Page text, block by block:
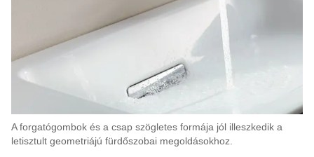
A forgatógombok és a csap szögletes formája jól illeszkedik a
letisztult geometriájú fürdőszobai megoldásokhoz.